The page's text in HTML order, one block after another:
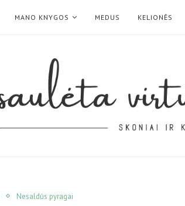
MANO KNYGOS MEDUS KELIONĖS
Nesaldūs pyragai